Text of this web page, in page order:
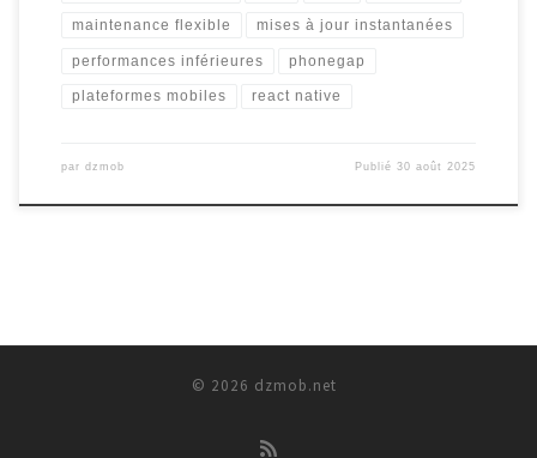
maintenance flexible mises à jour instantanées
performances inférieures phonegap
plateformes mobiles react native
par dzmob Publié30 août 2025
© 2026 dzmob.net